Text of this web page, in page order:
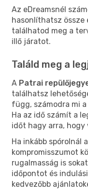
Az eDreamsnél
hasonlíthatsz össze
találhatod meg a
illő járatot.
Találd meg a
A Patrai
találhatsz
függ, számodra mi
Ha az idő számít a
időt hagy arra,
Ha inkább spórolnál
kompromisszumot
rugalmasság is
időpontot és
kedvezőbb